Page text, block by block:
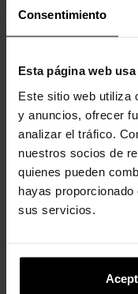
Consentimiento
Esta página web
Este sitio web utiliza
y anuncios, ofrecer
analizar el tráfico.
nuestros socios de
quienes pueden
hayas
sus servicios.
Girador de